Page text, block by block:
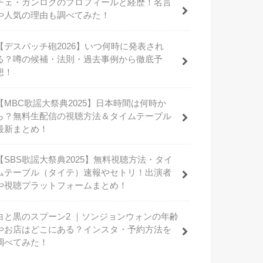
ェ・ガンロクのプロフィールと経歴！名言
人気の理由も調べてみた！
【デスパッチ砲2026】いつ何時に発表され
？噂の候補・法則・過去事例から徹底予
！
【MBC歌謡大祭典2025】日本時間は何時か
？無料生配信の視聴方法＆タイムテーブル
新まとめ！
【SBS歌謡大祭典2025】無料視聴方法・タイ
テーブル（タイテ）速報やセトリ！出演者
視聴プラットフォームまとめ！
と黒のスプーン2 ｜ソンジョンウォンの年齢
お店はどこにある？インスタ・予約方法を
べてみた！